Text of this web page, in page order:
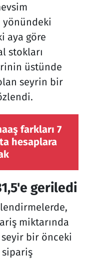
aya göre
stokları
üstünde
seyrin bir
farkları 7
hesaplara
geriledi
miktarında
bir önceki
sipariş